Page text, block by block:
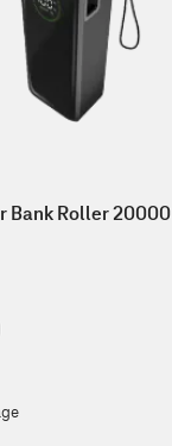
Bank Roller 20000